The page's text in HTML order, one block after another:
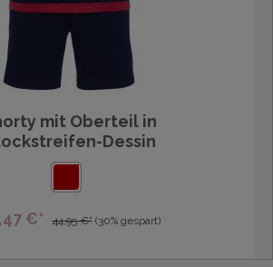
mit Oberteil in
Dessin
€* 44,95 €* (30% gespart)